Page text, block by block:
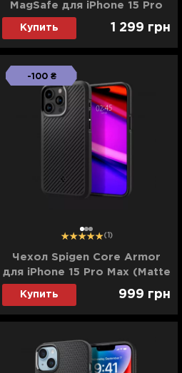
MagSafe для iPhone 15 Pro
(Matte Black)
Купить 1 299 грн
12 3
-100 ₴
(1)
Чехол Spigen Core Armor
для iPhone 15 Pro Max (Matte
Black)
Купить 999 грн